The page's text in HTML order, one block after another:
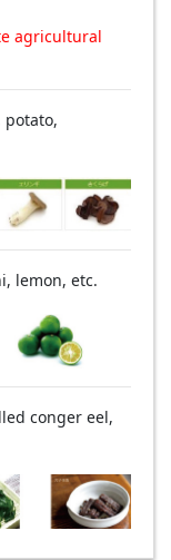
agricultural
potato,
lemon, etc.
conger eel,